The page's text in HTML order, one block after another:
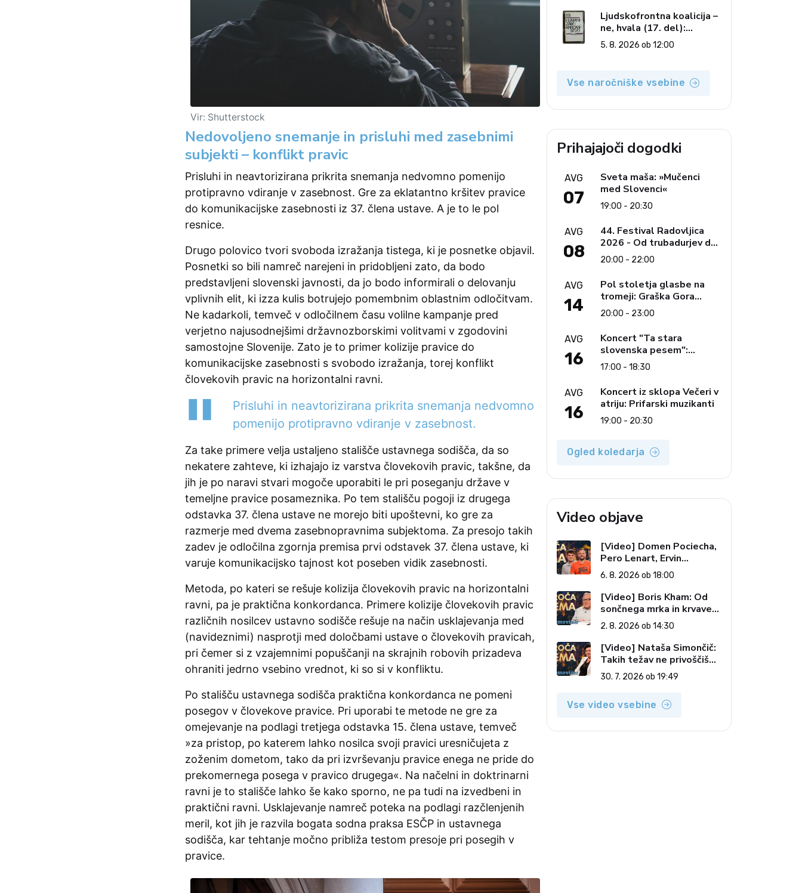
Vir: Shutterstock
Nedovoljeno snemanje in prisluhi med zasebnimi
subjekti – konflikt pravic
Prisluhi in neavtorizirana prikrita snemanja nedvomno pomenijo
protipravno vdiranje v zasebnost. Gre za eklatantno kršitev pravice
do komunikacijske zasebnosti iz 37. člena ustave. A je to le pol
resnice.
Drugo polovico tvori svoboda izražanja tistega, ki je posnetke objavil.
Posnetki so bili namreč narejeni in pridobljeni zato, da bodo
predstavljeni slovenski javnosti, da jo bodo informirali o delovanju
vplivnih elit, ki izza kulis botrujejo pomembnim oblastnim odločitvam.
Ne kadarkoli, temveč v odločilnem času volilne kampanje pred
verjetno najusodnejšimi državnozborskimi volitvami v zgodovini
samostojne Slovenije. Zato je to primer kolizije pravice do
komunikacijske zasebnosti s svobodo izražanja, torej konflikt
človekovih pravic na horizontalni ravni.
Prisluhi in neavtorizirana prikrita snemanja nedvomno
pomenijo protipravno vdiranje v zasebnost.
Za take primere velja ustaljeno stališče ustavnega sodišča, da so
nekatere zahteve, ki izhajajo iz varstva človekovih pravic, takšne, da
jih je po naravi stvari mogoče uporabiti le pri poseganju države v
temeljne pravice posameznika. Po tem stališču pogoji iz drugega
odstavka 37. člena ustave ne morejo biti upoštevni, ko gre za
razmerje med dvema zasebnopravnima subjektoma. Za presojo takih
zadev je odločilna zgornja premisa prvi odstavek 37. člena ustave, ki
varuje komunikacijsko tajnost kot poseben vidik zasebnosti.
Metoda, po kateri se rešuje kolizija človekovih pravic na horizontalni
ravni, pa je praktična konkordanca. Primere kolizije človekovih pravic
različnih nosilcev ustavno sodišče rešuje na način usklajevanja med
(navideznimi) nasprotji med določbami ustave o človekovih pravicah,
pri čemer si z vzajemnimi popuščanji na skrajnih robovih prizadeva
ohraniti jedrno vsebino vrednot, ki so si v konfliktu.
Po stališču ustavnega sodišča praktična konkordanca ne pomeni
posegov v človekove pravice. Pri uporabi te metode ne gre za
omejevanje na podlagi tretjega odstavka 15. člena ustave, temveč
»za pristop, po katerem lahko nosilca svoji pravici uresničujeta z
zoženim dometom, tako da pri izvrševanju pravice enega ne pride do
prekomernega posega v pravico drugega«. Na načelni in doktrinarni
ravni je to stališče lahko še kako sporno, ne pa tudi na izvedbeni in
praktični ravni. Usklajevanje namreč poteka na podlagi razčlenjenih
meril, kot jih je razvila bogata sodna praksa ESČP in ustavnega
sodišča, kar tehtanje močno približa testom presoje pri posegih v
pravice.
Ljudskofrontna koalicija –
ne, hvala (17. del):
Priprave na sestop z
oblasti – dvorska
delu: Revija 2000 in
revolucionarna izvotlitev
5. 8. 2026 ob 12:00
Vse naročniške vsebine
Prihajajoči dogodki
AVG
07
Sveta maša: »Mučenci
med Slovenci«
19:00 - 20:30
AVG
08
44. Festival Radovljica
2026 - Od trubadurjev do
Brahmsa
20:00 - 22:00
AVG
14
Pol stoletja glasbe na
tromeji: Graška Gora
obeležuje 50. jubilejni
festival narodno-zabavne
glasbe
20:00 - 23:00
AVG
16
Koncert "Ta stara
slovenska pesem":
Ljudski pevci Jezerci
17:00 - 18:30
AVG
16
Koncert iz sklopa Večeri v
atriju: Prifarski muzikanti
19:00 - 20:30
Ogled koledarja
Video objave
[Video] Domen Pociecha,
Pero Lenart, Ervin
Kostanjšek: Šport
specialcev (Vroča tema, 6.
8. 2026)
6. 8. 2026 ob 18:00
[Video] Boris Kham: Od
sončnega mrka in krvave
lune do slovenskih
pečatov v vesolju (Vroča
tema, 2. 8. 2026)
2. 8. 2026 ob 14:30
[Video] Nataša Simončič:
Takih težav ne privoščiš
nikomur (Vroča tema, 30.
7. 2026)
30. 7. 2026 ob 19:49
Vse video vsebine